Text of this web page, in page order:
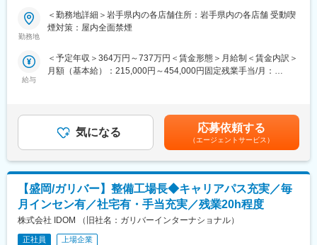
■魅力
・未経験からスタンダード上場の安定基盤の当社の正社員として
・社割などバイク好きの方に嬉しい福利厚生はもちろん、独自休
暇や諸手当など福利厚生も充実◎
Ｌ月5回、曜日固定の店休日あり※商業施設を除く
Ｌ4連休の取得実績あり／平均有給休暇取得日数13.5日
・転居を伴う転勤は本人の同意なしでございません。
■キャリアパス：
店長やエリアマネージャーといったマネジメントの道、買取・販
売のエキスパート、本社職へのキャリアチェンジ（過去実績あ
り）など多彩なキャリアを目指せます。
同社内はもちろん子会社も複数あり、ブランド買取、ハウスクリ
★年間休日125日／残業月平均17hで無理なく働ける
★新規出店が続き、ポストが空くのを待たずに昇格可能
★国産車から輸入車まで、メーカーに縛られない整備経験が積め
中古車・新車を扱う当社各店舗にて、納車前点検・定期点検を中
心とした整備業務全般をお任せします。
■業務詳細
・法定点検・定期点検
・一般整備、軽整備
・各種用品の取り付け
・車検対応、簡単な修理対応
※重整備は外注が中心のため、体への負担は少なめ
※完全予約制のため、突発的な残業やサービス残業はありません
勤務地
＜勤務地詳細＞岩手県内の各店舗住所：岩手県内の各店舗 受動喫
煙対策：屋内全面禁煙
給与
＜予定年収＞364万円～737万円＜賃金形態＞月給制＜賃金内訳＞
月額（基本給）：215,000円～454,000円固定残業手当/月：
年１回（営業成績と業務能力を加味して評価）■賞与年2回■モデ
ル年収工場長：～1020万円チーフ：～737万円一般職：～480万
円賃金はあくまでも目安の金額であり、選考を通じて上下する可
能性があります。月給(月額)は固定手当を含めた表記です。
気になる 応募依頼する
（エージェントサービス）
【盛岡/ガリバー】整備工場長◆キャリアパス充実／毎
月インセン有／社宅有・手当充実／残業20h程度
株式会社 IDOM （旧社名：ガリバーインターナショナル）
正社員 上場企業